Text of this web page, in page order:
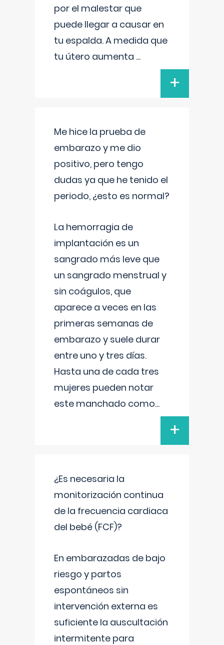
por el malestar que
puede llegar a causar en
tu espalda. A medida que
tu útero aumenta ...
+
Me hice la prueba de
embarazo y me dio
positivo, pero tengo
dudas ya que he tenido el
periodo, ¿esto es normal?
La hemorragia de
implantación es un
sangrado más leve que
un sangrado menstrual y
sin coágulos, que
aparece a veces en las
primeras semanas de
embarazo y suele durar
entre uno y tres días.
Hasta una de cada tres
mujeres pueden notar
este manchado como...
+
¿Es necesaria la
monitorización continua
de la frecuencia cardiaca
del bebé (FCF)?
En embarazadas de bajo
riesgo y partos
espontáneos sin
intervención externa es
suficiente la auscultación
intermitente para